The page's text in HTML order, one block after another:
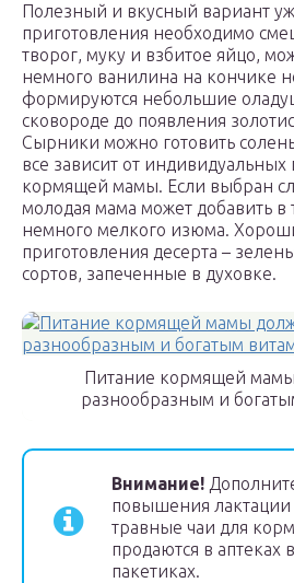
Полезный и вкусный вариант
приготовления необходимо
творог, муку и взбитое яйцо,
немного ванилина на кончике
формируются небольшие
сковороде до появления
Сырники можно готовить
все зависит от
кормящей мамы. Если выбран
молодая мама может добавить в
немного мелкого изюма.
приготовления десерта –
сортов, запеченные в духовке.
Питание кормящей
разнообразным и
Внимание!
повышения
травные чаи для
продаются в аптеках
пакетиках.